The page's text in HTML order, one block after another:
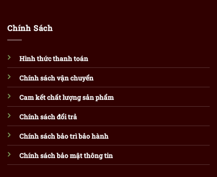
Chính Sách
Hình thức thanh toán
Chính sách vận chuyển
Cam kết chất lượng sản phẩm
Chính sách đổi trả
Chính sách bảo trì bảo hành
Chính sách bảo mật thông tin